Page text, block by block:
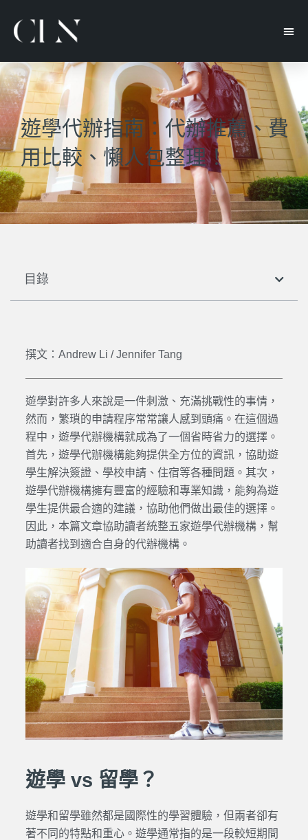
遊學代辦指南：代辦推薦、費
用比較、懶人包整理！
目錄
撰文：Andrew Li / Jennifer Tang
遊學對許多人來說是一件刺激、充滿挑戰性的事情，
然而，繁瑣的申請程序常常讓人感到頭痛。在這個過
程中， 遊學代辦機構就成為了一個省時省力的選擇。
首先， 遊學代辦機構能夠提供全方位的資訊，協助遊
學生解決簽證、學校申請、住宿等各種問題。其次，
遊學代辦機構擁有豐富的經驗和專業知識，能夠為遊
學生提供最合適的建議，協助他們做出最佳的選擇。
因此，本篇文章協助讀者統整五家遊學代辦機構，幫
助讀者找到適合自身的代辦機構。
遊學 vs 留學？
遊學和留學雖然都是國際性的學習體驗，但兩者卻有
著不同的特點和重心。遊學通常指的是一段較短期間